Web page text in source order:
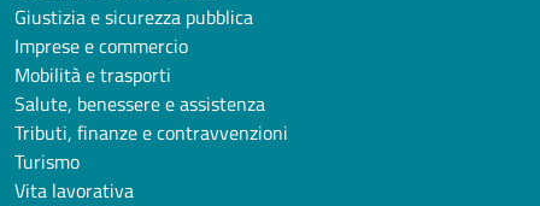
Giustizia e sicurezza pubblica
Imprese e commercio
Mobilità e trasporti
Salute, benessere e assistenza
Tributi, finanze e contravvenzioni
Turismo
Vita lavorativa